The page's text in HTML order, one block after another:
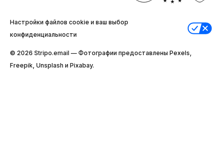
Настройки файлов cookie и ваш выбор
конфиденциальности
© 2026 Stripо.email — Фотографии предоставлены Pexels,
Freepik, Unsplash и Pixabay.